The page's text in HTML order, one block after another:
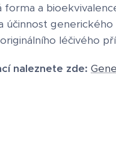
forma a
účinnost
léčivého
naleznete zde: